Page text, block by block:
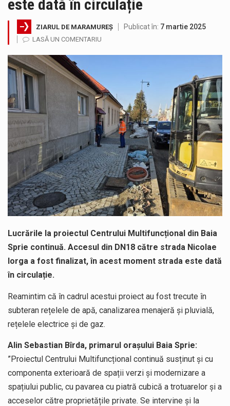
Testarea independentă a sistemului e-Terra, realizată de STS, DNSC și Cyberint, a mai parcurs o rundă de evaluare. Un număr…
Vremea va fi caniculară. Disconfortul termic va fi accentuat, iar indicele temperatură-umezeală (ITU) va depăși pragul critic de 80 de…
A fost finalizat proiectul care prevede un nou spatiu de joacă pentru copiii din localitatea Tulghieș. Primarul comunei Miresu Mare,…
este dată în circulație
ZIARUL DE MARAMUREȘ Publicat în: 7 martie 2025
LASĂ UN COMENTARIU
Lucrările la proiectul Centrului Multifuncțional din Baia
Sprie continuă. Accesul din DN18 către strada Nicolae
Iorga a fost finalizat, în acest moment strada este dată
în circulație.
Reamintim că în cadrul acestui proiect au fost trecute în
subteran rețelele de apă, canalizarea menajeră și pluvială,
rețelele electrice și de gaz.
Alin Sebastian Bîrda, primarul orașului Baia Sprie:
”Proiectul Centrului Multifuncțional continuă susținut și cu
componenta exterioară de spații verzi și modernizare a
spațiului public, cu pavarea cu piatră cubică a trotuarelor și a
acceselor către proprietățile private. Se intervine și la